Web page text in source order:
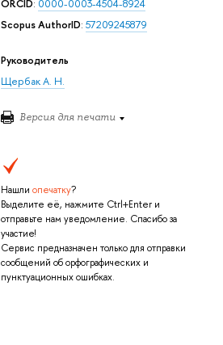
ORCID: 0000-0003-4504-8924
Scopus AuthorID: 57209245879
Руководитель
Щербак А. Н.
Версия для печати
Нашли опечатку?
Выделите её, нажмите Ctrl+Enter и
отправьте нам уведомление. Спасибо за
участие!
Сервис предназначен только для отправки
сообщений об орфографических и
пунктуационных ошибках.